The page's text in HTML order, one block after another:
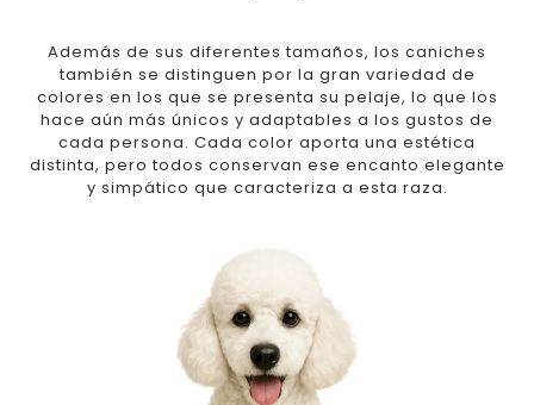
Además de sus diferentes tamaños, los caniches
también se distinguen por la gran variedad de
colores en los que se presenta su pelaje, lo que los
hace aún más únicos y adaptables a los gustos de
cada persona. Cada color aporta una estética
distinta, pero todos conservan ese encanto elegante
y simpático que caracteriza a esta raza.